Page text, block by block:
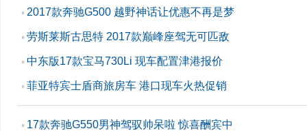
▪ 2017款奔驰G500 越野神话让优惠不再是梦
▪ 劳斯莱斯古思特 2017款巅峰座驾无可匹敌
▪ 中东版17款宝马730Li 现车配置津港报价
▪ 菲亚特宾士盾商旅房车 港口现车火热促销
▪ 17款奔驰G550男神驾驭帅呆啦 惊喜酬宾中